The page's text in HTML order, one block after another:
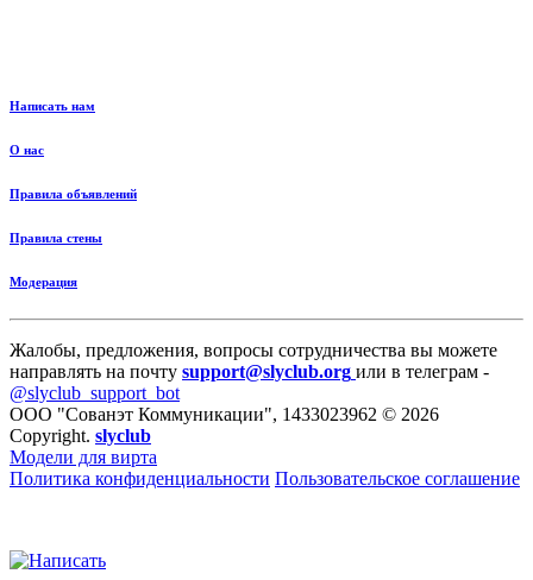
Написать нам
О нас
Правила объявлений
Правила стены
Модерация
Жалобы, предложения, вопросы сотрудничества вы можете
направлять на почту support@slyclub.org или в телеграм -
@slyclub_support_bot
ООО "Сованэт Коммуникации", 1433023962 © 2026
Copyright. slyclub
Модели для вирта
Политика конфиденциальности Пользовательское соглашение